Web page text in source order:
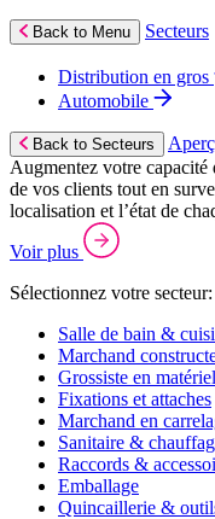
Back to Menu Secteurs
Distribution en gros
Automobile
Back to Secteurs
Augmentez votre capacité
de vos clients tout en
localisation et l’état de
Voir plus
Sélectionnez votre secteur:
Salle de bain &
Marchand
Grossiste en
Fixations et attaches
Marchand en
Sanitaire &
Raccords &
Emballage
Quincaillerie &